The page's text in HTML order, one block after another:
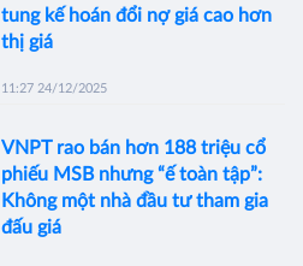
tung kế hoán đổi nợ giá cao hơn
thị giá
11:27 24/12/2025
VNPT rao bán hơn 188 triệu cổ
phiếu MSB nhưng “ế toàn tập”:
Không một nhà đầu tư tham gia
đấu giá